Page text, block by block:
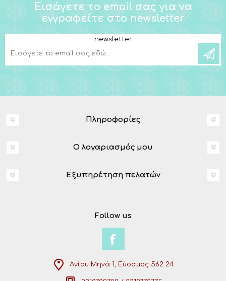
Εισάγετε το email σας για να
εγγραφείτε στο newsletter
newsletter
Πληροφορίες
Ο λογαριασμός μου
Εξυπηρέτηση πελατών
Follow us
Αγίου Μηνά 1, Εύοσμος 562 24